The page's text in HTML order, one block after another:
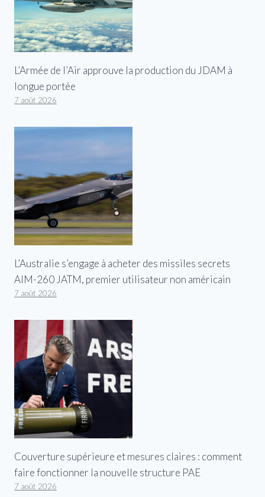
L’Armée de l’Air approuve la production du JDAM à
longue portée
7 août 2026
L’Australie s’engage à acheter des missiles secrets
AIM-260 JATM, premier utilisateur non américain
7 août 2026
Couverture supérieure et mesures claires : comment
faire fonctionner la nouvelle structure PAE
7 août 2026